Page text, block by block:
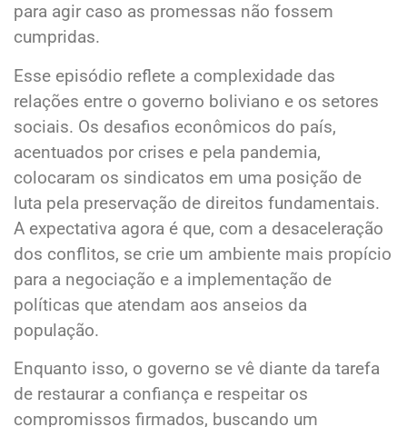
para agir caso as promessas não fossem
cumpridas.
Esse episódio reflete a complexidade das
relações entre o governo boliviano e os setores
sociais. Os desafios econômicos do país,
acentuados por crises e pela pandemia,
colocaram os sindicatos em uma posição de
luta pela preservação de direitos fundamentais.
A expectativa agora é que, com a desaceleração
dos conflitos, se crie um ambiente mais propício
para a negociação e a implementação de
políticas que atendam aos anseios da
população.
Enquanto isso, o governo se vê diante da tarefa
de restaurar a confiança e respeitar os
compromissos firmados, buscando um